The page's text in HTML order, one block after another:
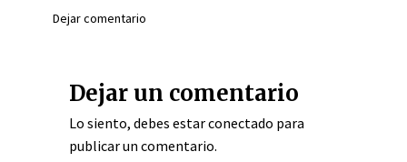
Dejar comentario
Dejar un comentario
Lo siento, debes estarconectado para
publicar un comentario.